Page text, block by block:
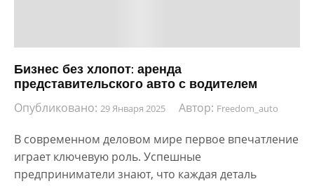
Бизнес без хлопот: аренда
представительского авто с водителем
Опубликовано: 29 Января 2025 Автор: Freedom_auto
В современном деловом мире первое впечатление
играет ключевую роль. Успешные
предприниматели знают, что каждая деталь